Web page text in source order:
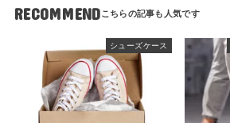
RECOMMEND
シューズケース